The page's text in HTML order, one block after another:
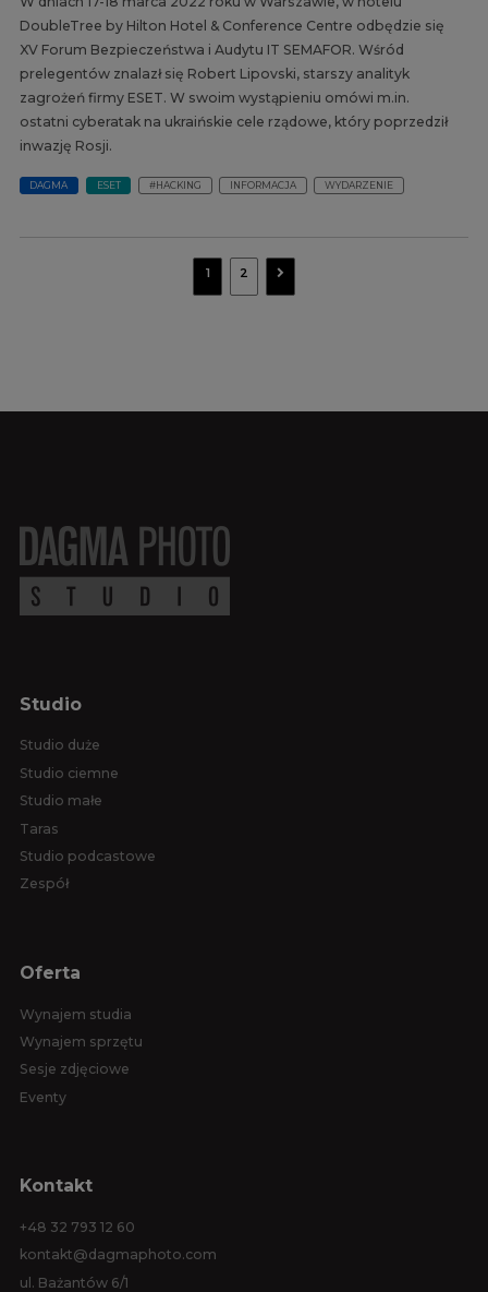
DoubleTree by Hilton Hotel & Conference Centre odbędzie się
XV Forum Bezpieczeństwa i Audytu IT SEMAFOR. Wśród
prelegentów znalazł się Robert Lipovski, starszy analityk
zagrożeń firmy ESET. W swoim wystąpieniu omówi m.in.
ostatni cyberatak na ukraińskie cele rządowe, który poprzedził
inwazję Rosji.
DAGMA ESET #HACKING INFORMACJA WYDARZENIE
1 2 navigate_next
Studio
Studio duże
Studio ciemne
Studio małe
Taras
Studio podcastowe
Zespół
Oferta
Wynajem studia
Wynajem sprzętu
Sesje zdjęciowe
Eventy
Kontakt
+48 32 793 12 60
kontakt@dagmaphoto.com
ul. Bażantów 6/1